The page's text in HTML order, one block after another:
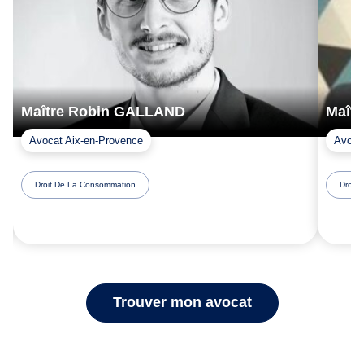
Maître Robin GALLAND
Avocat Aix-en-Provence
Droit De La Consommation Droit
Trouver mon avocat